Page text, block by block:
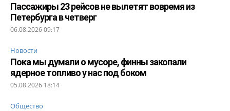
Пассажиры 23 рейсов не вылетят вовремя из
Петербурга в четверг
06.08.2026 09:17
Новости
Пока мы думали о мусоре, финны закопали
ядерное топливо у нас под боком
05.08.2026 18:14
Общество